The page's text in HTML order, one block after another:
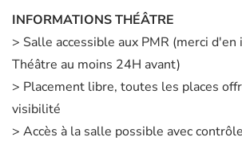
INFORMATIONS THÉÂTRE
> Salle accessible aux PMR (merci
Théâtre au moins 24H avant)
> Placement libre, toutes les places
visibilité
> Accès à la salle possible avec